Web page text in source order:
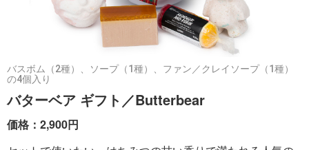
バスボム（2種）、ソープ（1種）、ファン／クレイソープ（1種）
の4個入り
バターベア ギフト／Butterbear
価格：2,900円